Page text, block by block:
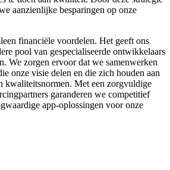
aanzienlijke besparingen op onze
financiële voordelen. Het geeft ons
pool van gespecialiseerde ontwikkelaars
We zorgen ervoor dat we samenwerken
onze visie delen en die zich houden aan
kwaliteitsnormen. Met een zorgvuldige
garanderen we competitief
app-oplossingen voor onze